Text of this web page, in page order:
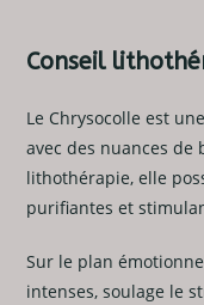
Conseil
Le Chrysocolle est
avec des nuances
lithothérapie, elle
purifiantes et
Sur le plan
intenses, soulage le